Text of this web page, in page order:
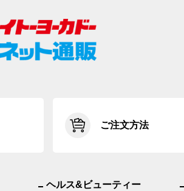
ご注文方法
ヘルス&ビューティー